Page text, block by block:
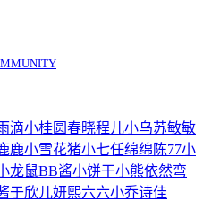
滴小桂圆春晓程儿小乌苏敏敏
鹿小雪花猪小七任绵绵 陈77小
龙鼠BB酱小饼干小熊依然弯
于欣儿妍熙六六小乔诗佳